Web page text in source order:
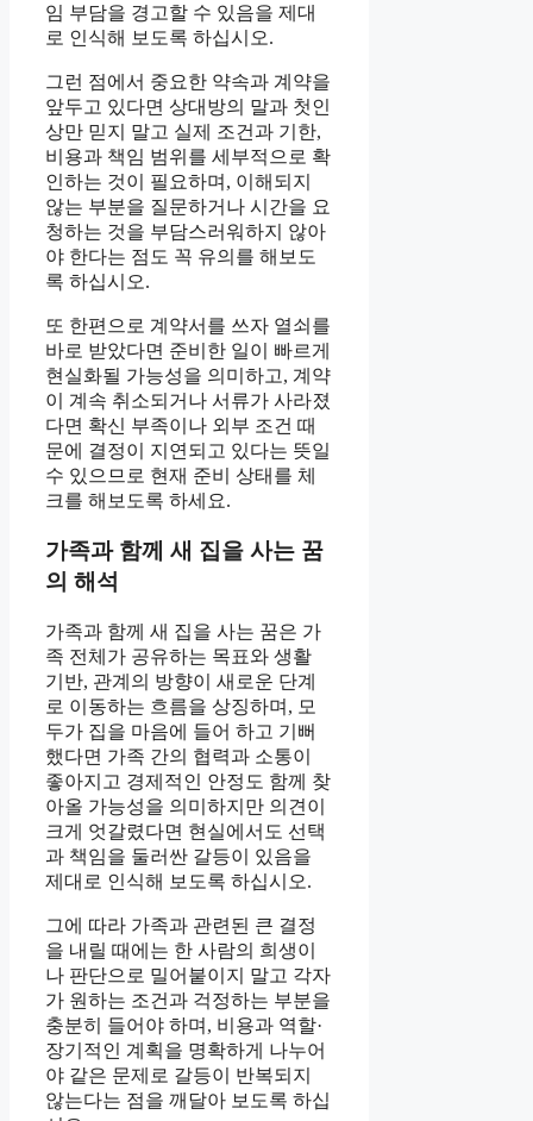
임 부담을 경고할 수 있음을 제대
로 인식해 보도록 하십시오.
그런 점에서 중요한 약속과 계약을
앞두고 있다면 상대방의 말과 첫인
상만 믿지 말고 실제 조건과 기한,
비용과 책임 범위를 세부적으로 확
인하는 것이 필요하며, 이해되지
않는 부분을 질문하거나 시간을 요
청하는 것을 부담스러워하지 않아
야 한다는 점도 꼭 유의를 해보도
록 하십시오.
또 한편으로 계약서를 쓰자 열쇠를
바로 받았다면 준비한 일이 빠르게
현실화될 가능성을 의미하고, 계약
이 계속 취소되거나 서류가 사라졌
다면 확신 부족이나 외부 조건 때
문에 결정이 지연되고 있다는 뜻일
수 있으므로 현재 준비 상태를 체
크를 해보도록 하세요.
가족과 함께 새 집을 사는 꿈
의 해석
가족과 함께 새 집을 사는 꿈은 가
족 전체가 공유하는 목표와 생활
기반, 관계의 방향이 새로운 단계
로 이동하는 흐름을 상징하며, 모
두가 집을 마음에 들어 하고 기뻐
했다면 가족 간의 협력과 소통이
좋아지고 경제적인 안정도 함께 찾
아올 가능성을 의미하지만 의견이
크게 엇갈렸다면 현실에서도 선택
과 책임을 둘러싼 갈등이 있음을
제대로 인식해 보도록 하십시오.
그에 따라 가족과 관련된 큰 결정
을 내릴 때에는 한 사람의 희생이
나 판단으로 밀어붙이지 말고 각자
가 원하는 조건과 걱정하는 부분을
충분히 들어야 하며, 비용과 역할·
장기적인 계획을 명확하게 나누어
야 같은 문제로 갈등이 반복되지
않는다는 점을 깨달아 보도록 하십